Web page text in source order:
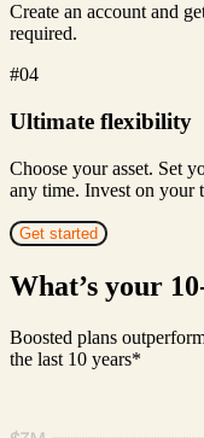
Create an account and
required.
#04
Ultimate flexibility
Choose your asset. Set
any time. Invest on your
Get started
What’s your
Boosted plans
the last 10 years*